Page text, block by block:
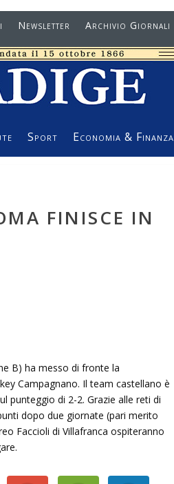
Newsletter Archivio Giornali
Sport Economia & Finanza
FINISCE IN
B) ha messo di fronte la
Campagnano. Il team castellano è
punteggio di 2-2. Grazie alle reti di
dopo due giornate (pari merito
Faccioli di Villafranca ospiteranno